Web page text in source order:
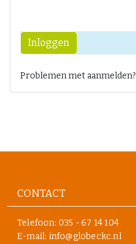
Inloggen
Problemen met aanmelden?
CONTACT
Telefoon: 035 - 67 14 104
E-mail: info@globeckc.nl